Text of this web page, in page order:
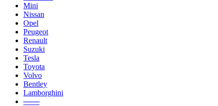
Mini
Nissan
Opel
Peugeot
Renault
Suzuki
Tesla
Toyota
Volvo
Bentley
Lamborghini
───